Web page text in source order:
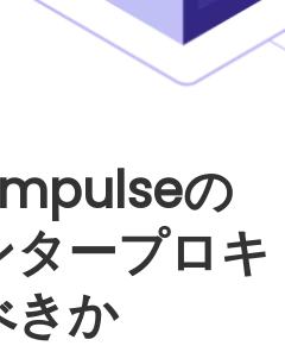
の
ープロキ
きか